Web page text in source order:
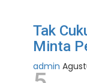
Tak
Minta
admin